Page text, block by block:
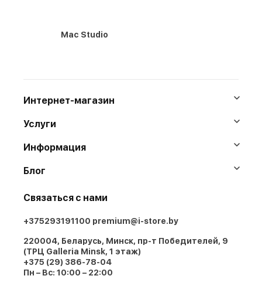
Mac Studio
Интернет-магазин
Услуги
Информация
Блог
Связаться с нами
+375293191100 premium@i-store.by
220004, Беларусь, Минск, пр-т Победителей, 9
(ТРЦ Galleria Minsk, 1 этаж)
+375 (29) 386-78-04
Пн – Вс: 10:00 – 22:00